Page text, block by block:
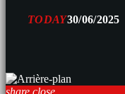
TODAY30/06/2025
share close